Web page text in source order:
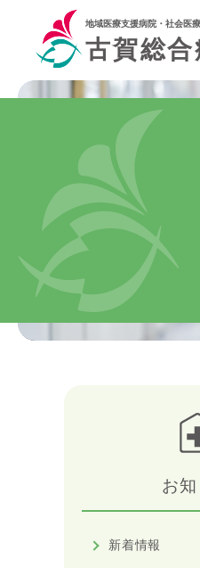
地域医療支援病院・社会医
古賀総合
お
新着情報